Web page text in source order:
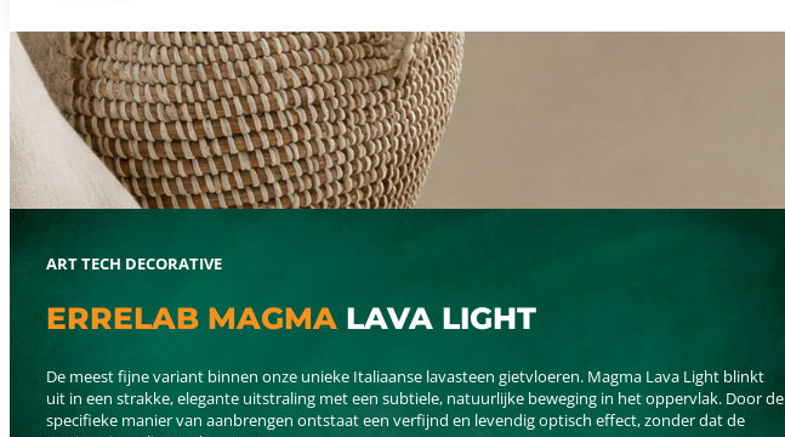
ART TECH DECORATIVE
ERRELAB MAGMA LAVA LIGHT
De meest fijne variant binnen onze unieke Italiaanse lavasteen gietvloeren. Magma Lava Light blinkt
uit in een strakke, elegante uitstraling met een subtiele, natuurlijke beweging in het oppervlak. Door de
specifieke manier van aanbrengen ontstaat een verfijnd en levendig optisch effect, zonder dat de